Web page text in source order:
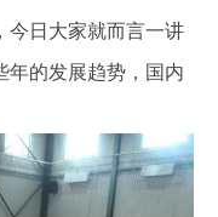
今日大家就而言一讲
年的发展趋势，国内